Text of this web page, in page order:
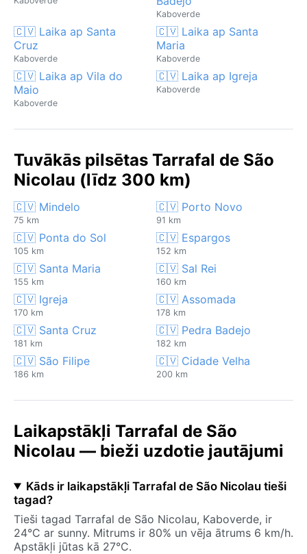
Kaboverde
🇨🇻 Laika ap Santa
Cruz
Kaboverde
🇨🇻 Laika ap Santa
Maria
Kaboverde
🇨🇻 Laika ap Vila do
Maio
Kaboverde
🇨🇻 Laika ap Igreja
Kaboverde
Tuvākās pilsētas Tarrafal de São
Nicolau (līdz 300 km)
🇨🇻 Mindelo
75 km
🇨🇻 Porto Novo
91 km
🇨🇻 Ponta do Sol
105 km
🇨🇻 Espargos
152 km
🇨🇻 Santa Maria
155 km
🇨🇻 Sal Rei
160 km
🇨🇻 Igreja
170 km
🇨🇻 Assomada
178 km
🇨🇻 Santa Cruz
181 km
🇨🇻 Pedra Badejo
182 km
🇨🇻 São Filipe
186 km
🇨🇻 Cidade Velha
200 km
Laikapstākļi Tarrafal de São
Nicolau — bieži uzdotie jautājumi
Kāds ir laikapstākļi Tarrafal de São Nicolau tieši
tagad?
Tieši tagad Tarrafal de São Nicolau, Kaboverde, ir
24°C ar sunny. Mitrums ir 80% un vēja ātrums 6 km/h.
Apstākļi jūtas kā 27°C.